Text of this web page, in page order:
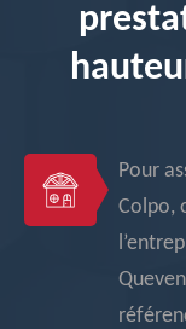
Pour
Colpo,